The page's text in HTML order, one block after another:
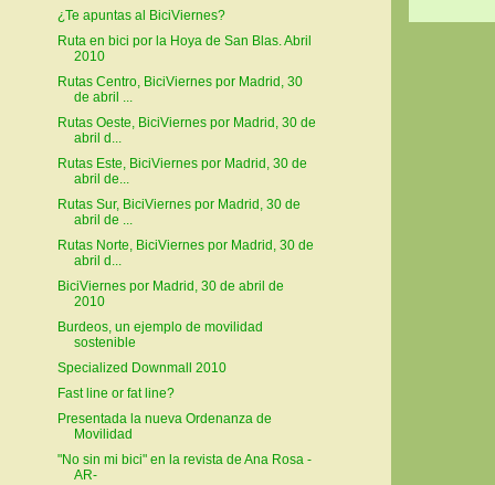
¿Te apuntas al BiciViernes?
Ruta en bici por la Hoya de San Blas. Abril
2010
Rutas Centro, BiciViernes por Madrid, 30
de abril ...
Rutas Oeste, BiciViernes por Madrid, 30 de
abril d...
Rutas Este, BiciViernes por Madrid, 30 de
abril de...
Rutas Sur, BiciViernes por Madrid, 30 de
abril de ...
Rutas Norte, BiciViernes por Madrid, 30 de
abril d...
BiciViernes por Madrid, 30 de abril de
2010
Burdeos, un ejemplo de movilidad
sostenible
Specialized Downmall 2010
Fast line or fat line?
Presentada la nueva Ordenanza de
Movilidad
"No sin mi bici" en la revista de Ana Rosa -
AR-